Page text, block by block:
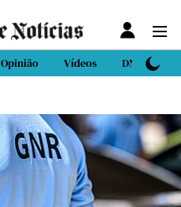
Opinião Vídeos DN Sport